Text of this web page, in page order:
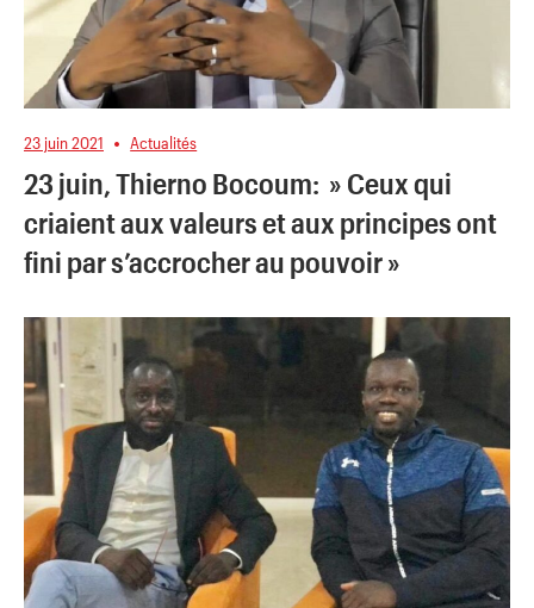
23 juin 2021 Actualités
23 juin, Thierno Bocoum: » Ceux qui
criaient aux valeurs et aux principes ont
fini par s’accrocher au pouvoir »